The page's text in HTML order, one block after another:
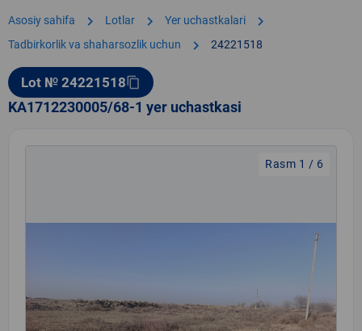
Asosiy sahifa chevron_right Lotlar chevron_right Yer uchastkalari chevron_right
Tadbirkorlik va shaharsozlik uchun chevron_right 24221518
Lot № 24221518content_copy
KA1712230005/68-1 yer uchastkasi
Rasm 1 / 6